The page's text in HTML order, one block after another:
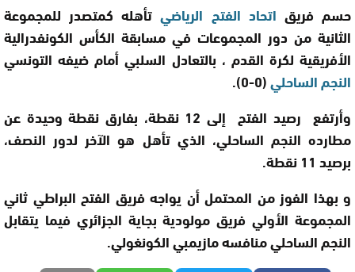
حسم فريق اتحاد الفتح الرياضيتأهله كمتصدر للمجموعة
الثانية من دور المجموعات في مسابقة الكأس الكونفدرالية
الأفريقية لكرة القدم ، بالتعادل السلبي أمام ضيفه التونسي
النجم الساحلي(0-0).
وأرتفع رصيد الفتح إلى 12 نقطة، بفارق نقطة وحيدة عن
مطارده النجم الساحلي، الذي تأهل هو الآخر لدور النصف،
برصيد 11 نقطة.
و بهذا الفوز من المحتمل أن يواجه فريق الفتح البراطي ثاني
المجموعة الأولي فريق مولودية بجاية الجزائري فيما يتقابل
النجم الساحلي منافسه مازيمبي الكونغولي.